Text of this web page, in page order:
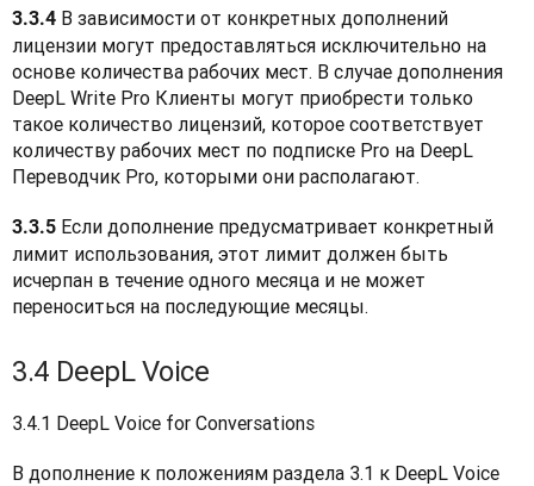
3.3.4 В зависимости от конкретных дополнений
лицензии могут предоставляться исключительно на
основе количества рабочих мест. В случае дополнения
DeepL Write Pro Клиенты могут приобрести только
такое количество лицензий, которое соответствует
количеству рабочих мест по подписке Pro на DeepL
Переводчик Pro, которыми они располагают.
3.3.5 Если дополнение предусматривает конкретный
лимит использования, этот лимит должен быть
исчерпан в течение одного месяца и не может
переноситься на последующие месяцы.
3.4 DeepL Voice
3.4.1 DeepL Voice for Conversations
В дополнение к положениям раздела 3.1 к DeepL Voice